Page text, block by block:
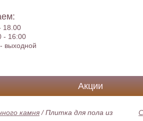
18.00
- 16:00
выходной
Акции
камня /Плитка для пола из